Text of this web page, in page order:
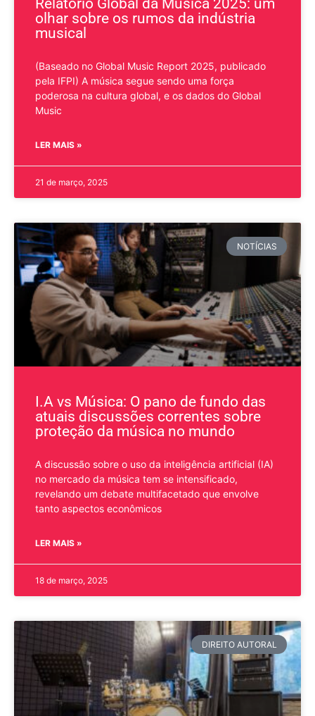
Relatório Global da Música 2025: um
olhar sobre os rumos da indústria
musical
(Baseado no Global Music Report 2025, publicado
pela IFPI) A música segue sendo uma força
poderosa na cultura global, e os dados do Global
Music
LER MAIS »
21 de março, 2025
NOTÍCIAS
I.A vs Música: O pano de fundo das
atuais discussões correntes sobre
proteção da música no mundo
A discussão sobre o uso da inteligência artificial (IA)
no mercado da música tem se intensificado,
revelando um debate multifacetado que envolve
tanto aspectos econômicos
LER MAIS »
18 de março, 2025
DIREITO AUTORAL